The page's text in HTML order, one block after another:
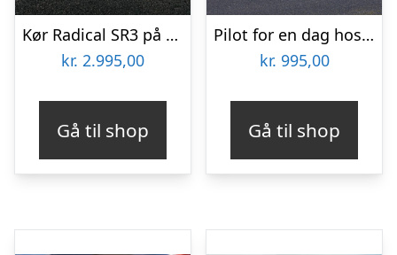
Kør Radical SR3 på bane
kr. 2.995,00
Gå til shop
Pilot for en dag hos Midtjysk Flyveklub
kr. 995,00
Gå til shop